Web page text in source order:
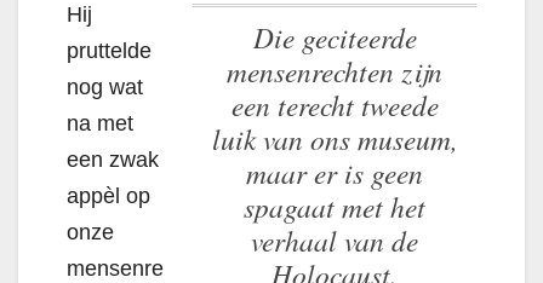
Die geciteerde
mensenrechten zijn
een terecht tweede
luik van ons museum,
maar er is geen
spagaat met het
verhaal van de
Holocaust.
Hij
pruttelde
nog wat
na met
een zwak
appèl op
onze
mensenre